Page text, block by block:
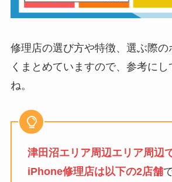
修理店の選び方や特徴、選ぶ際の
くまとめていますので、参考に
ね。
津田沼エリア周辺エリア周辺
iPhone修理店は以下の2店舗